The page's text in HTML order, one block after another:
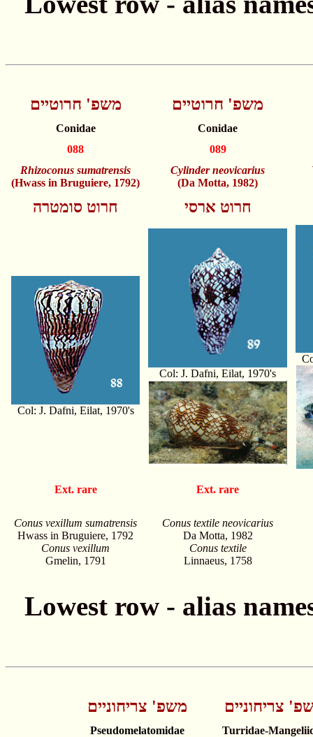
משפ' חרוטיים משפ' חרוטיים
Conidae
Conidae
088
089
Rhizoconus sumatrensis
(Hwass in Bruguiere, 1792)
Cylinder neovicarius
(Da Motta, 1982)
חרוט סומטרה חרוט ארסי
Col: J. Dafni, Eilat, 1970's
Col: J. Dafni, Eilat, 1970's
Ext. rare Ext. rare
Conus vexillum sumatrensis
Hwass in Bruguiere, 1792
Conus vexillum
Gmelin, 1791
Conus textile neovicarius
Da Motta, 1982
Conus textile
Linnaeus, 1758
משפ' צריחוניים צריחוניים
Pseudomelatomidae
Turridae-